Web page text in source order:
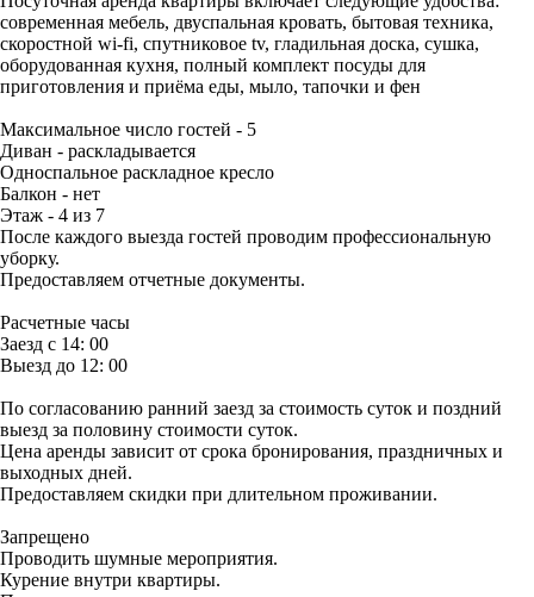
современная мебель, двуспальная кровать, бытовая техника,
скоростной wi-fi, спутниковое tv, гладильная доска, сушка,
оборудованная кухня, полный комплект посуды для
приготовления и приёма еды, мыло, тапочки и фен
Максимальное число гостей - 5
Диван - раскладывается
Односпальное раскладное кресло
Балкон - нет
Этаж - 4 из 7
После каждого выезда гостей проводим профессиональную
уборку.
Предоставляем отчетные документы.
Расчетные часы
Заезд с 14: 00
Выезд до 12: 00
По согласованию ранний заезд за стоимость суток и поздний
выезд за половину стоимости суток.
Цена аренды зависит от срока бронирования, праздничных и
выходных дней.
Предоставляем скидки при длительном проживании.
Запрещено
Проводить шумные мероприятия.
Курение внутри квартиры.